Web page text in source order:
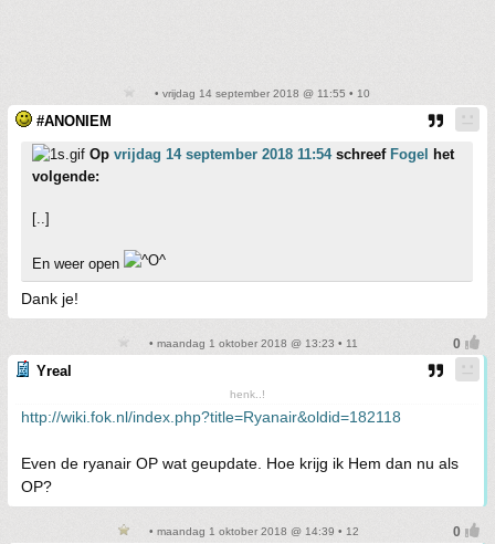
• vrijdag 14 september 2018 @ 11:55 • 10
#ANONIEM
Op vrijdag 14 september 2018 11:54schreef Fogel
het
volgende:
[..]
En weer open
Dank je!
• maandag 1 oktober 2018 @ 13:23 • 11
Yreal
henk..!
http://wiki.fok.nl/index.php?title=Ryanair&oldid=182118
Even de ryanair OP wat geupdate. Hoe krijg ik Hem dan nu als
OP?
• maandag 1 oktober 2018 @ 14:39 • 12